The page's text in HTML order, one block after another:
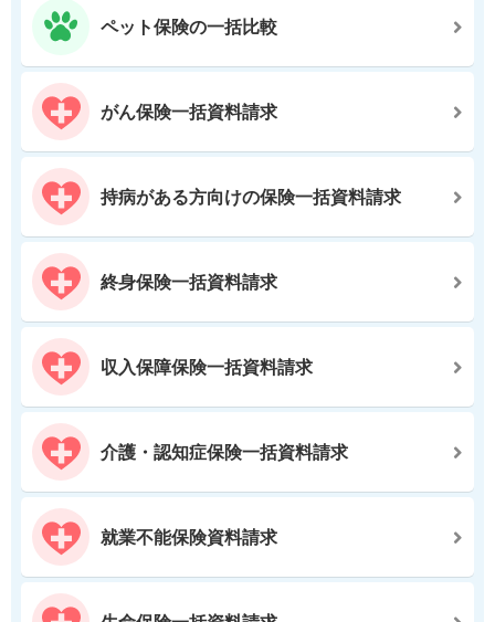
ペット保険の一括比較
がん保険一括資料請求
持病がある方向けの保険一括資料請求
終身保険一括資料請求
収入保障保険一括資料請求
介護・認知症保険一括資料請求
就業不能保険資料請求